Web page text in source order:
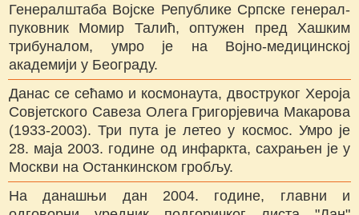
Генералштаба Војске Републике Српске генерал-
пуковник Момир Талић, оптужен пред Хашким
трибуналом, умро је на Војно-медицинској
академији у Београду.
Данас се сећамо и космонаута, двоструког Хероја
Совјетского Савеза Олега Григорјевича Макарова
(1933-2003). Три пута је летео у космос. Умро је
28. маја 2003. године од инфаркта, сахрањен је у
Москви на Останкинском гробљу.
На данашњи дан 2004. године, главни и